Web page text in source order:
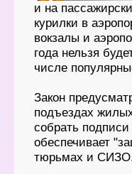
и на
курилки в
вокзалы и
года нельзя
числе
Закон
подъездах
собрать
обеспечивает
тюрьмах и